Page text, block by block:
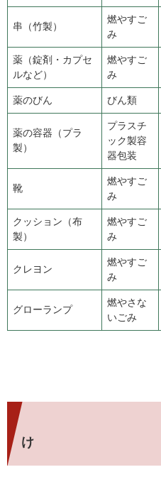
串（竹製）
燃やすご
み
薬（錠剤・カプセ
ルなど）
燃やすご
み
薬のびん びん類
薬の容器（プラ
製）
プラスチ
ック製容
器包装
靴
燃やすご
み
クッション（布
製）
燃やすご
み
クレヨン
燃やすご
み
グローランプ
燃やさな
いごみ
け